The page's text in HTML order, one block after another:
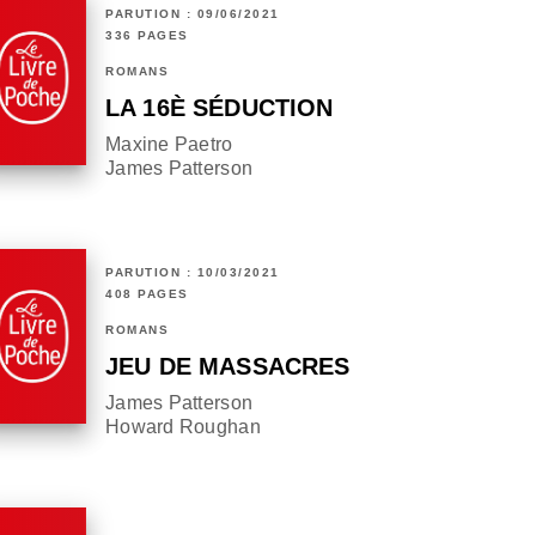
PARUTION : 09/06/2021
336 PAGES
ROMANS
LA 16È SÉDUCTION
Maxine Paetro
James Patterson
PARUTION : 10/03/2021
408 PAGES
ROMANS
JEU DE MASSACRES
James Patterson
Howard Roughan